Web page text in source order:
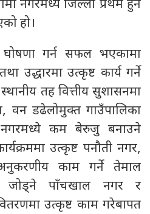
नगरमध्ये जिल्ला प्रथम हुने
हो।
घोषणा गर्न सफल भएकामा
उद्धारमा उत्कृष्ट कार्य गर्ने
तह वित्तीय सुशासनमा
वन डढेलोमुक्त गाउँपालिका
कम बेरुजु बनाउने
उत्कृष्ट पनौती नगर,
अनुकरणीय काम गर्ने तेमाल
जोड्ने पाँचखाल नगर र
उत्कृष्ट काम गरेबापत